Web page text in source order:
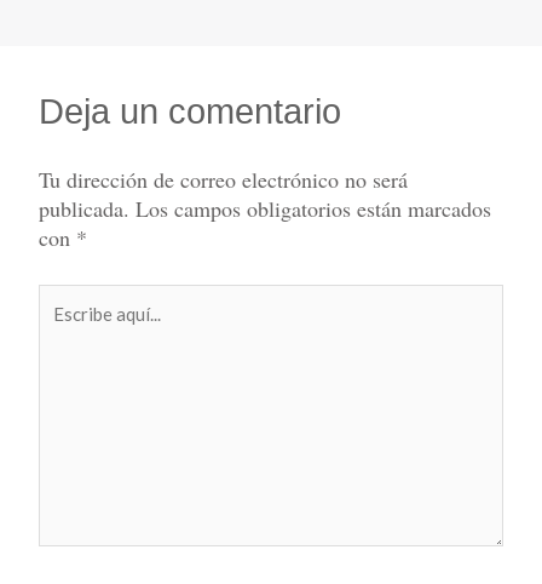
Deja un comentario
Tu dirección de correo electrónico no será
publicada. Los campos obligatorios están marcados
con *
aquí...